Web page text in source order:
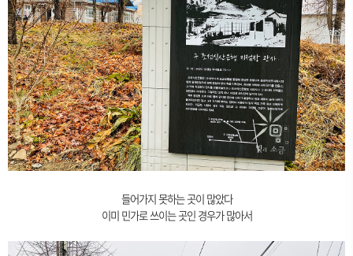
들어가지 못하는 곳이 많았다
이미 민가로 쓰이는 곳인 경우가 많아서